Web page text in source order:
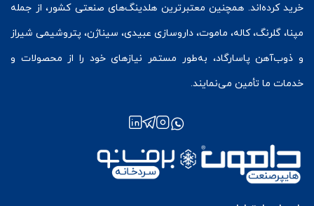
خرید کرده‌اند. همچنین معتبرترین هلدینگ‌های صنعتی کشور، از جمله
مپنا، گلرنگ، کاله، ماموت، داروسازی عبیدی، سیناژن، پتروشیمی شیراز
و ذوب‌آهن پاسارگاد، به‌طور مستمر نیازهای خود را از محصولات و
خدمات ما تأمین می‌نمایند.